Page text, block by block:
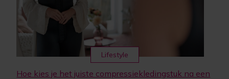
Lifestyle
Hoe kies je het juiste compressiekledingstuk na een